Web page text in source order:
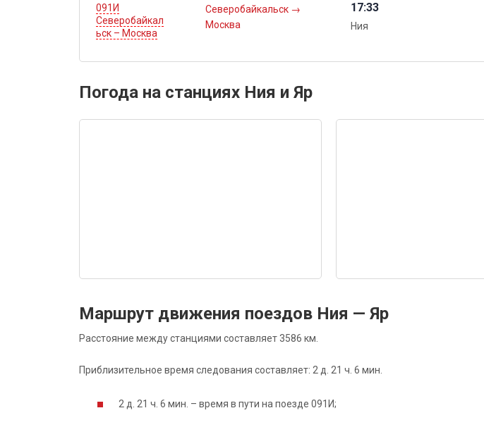
091И
Северобайкал
ьск – Москва
Северобайкальск →
Москва
17:33
Ния
Погода на станциях Ния и Яр
Маршрут движения поездов Ния — Яр
Расстояние между станциями составляет 3586 км.
Приблизительное время следования составляет: 2 д. 21 ч. 6 мин.
2 д. 21 ч. 6 мин. – время в пути на поезде 091И;